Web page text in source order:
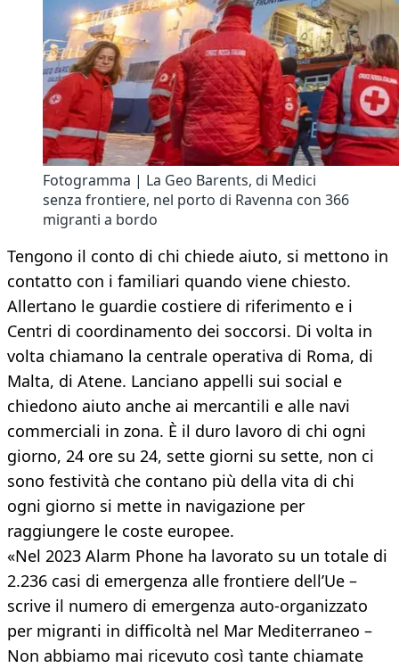
Fotogramma | La Geo Barents, di Medici
senza frontiere, nel porto di Ravenna con 366
migranti a bordo
Tengono il conto di chi chiede aiuto, si mettono in
contatto con i familiari quando viene chiesto.
Allertano le guardie costiere di riferimento e i
Centri di coordinamento dei soccorsi. Di volta in
volta chiamano la centrale operativa di Roma, di
Malta, di Atene. Lanciano appelli sui social e
chiedono aiuto anche ai mercantili e alle navi
commerciali in zona. È il duro lavoro di chi ogni
giorno, 24 ore su 24, sette giorni su sette, non ci
sono festività che contano più della vita di chi
ogni giorno si mette in navigazione per
raggiungere le coste europee.
«Nel 2023 Alarm Phone ha lavorato su un totale di
2.236 casi di emergenza alle frontiere dell’Ue –
scrive il numero di emergenza auto-organizzato
per migranti in difficoltà nel Mar Mediterraneo –
Non abbiamo mai ricevuto così tante chiamate